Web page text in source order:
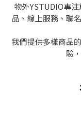
物外YSTUDIO專
品、線上服務、聯
我們提供多樣商品
驗